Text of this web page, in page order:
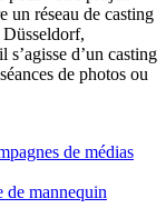
un réseau de casting
d’un casting
de photos ou
de médias
de mannequin